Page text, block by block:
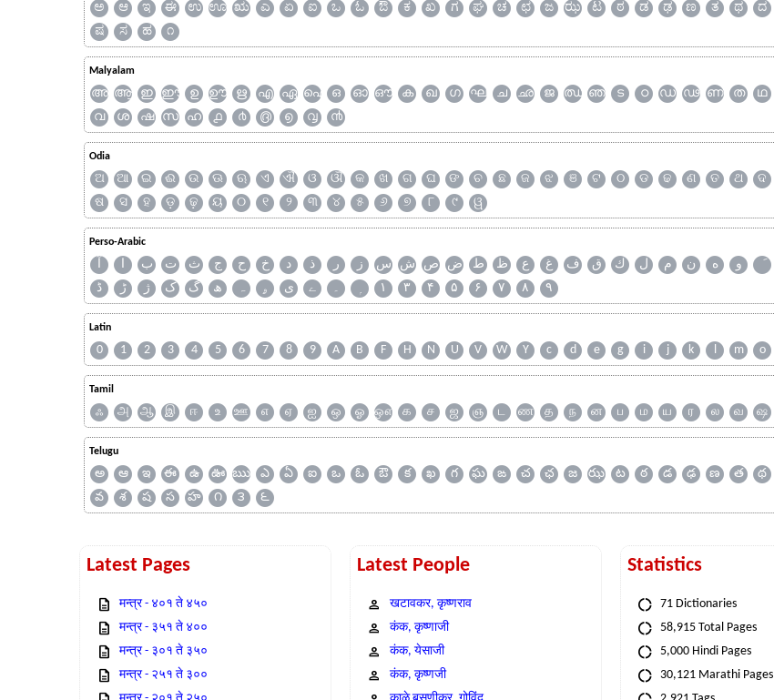
ಅ ಆ ಇ ಈ ಉ ಊ ಋ ಎ ಏ ಐ ಒ ಓ ಔ ಕ ಖ ಗ ಘ ಚ ಛ ಜ ಝ ಟ ಠ ಡ ಢ ಣ ತ ಥ ದ
ಷ
ಸ ಹ ೧
Malyalam
അ ആ ഇ ഈ ഉ ഊ ഋ എ ഏ ഐ ഒ ഓ ഔ ക ഖ ഗ ഘ ച ഛ ജ ഝ ഞ ട ഠ ഡ ഢ ണ ത ഥ
വ
ശ ഷ സ ഹ ൧ ൪ ൫ ൭ ൮ ൯
Odia
ଅ ଆ ଇ ଈ ଉ ଊ ଋ ଏ ଐ ଓ ଔ କ ଖ ଗ ଘ ଙ ଚ ଛ ଜ ଝ ଞ ଟ ଠ ଡ ଢ ଣ ତ ଥ ଦ
ଷ
ସ ହ ଡ଼ ଢ଼ ୟ ୦ ୧ ୨ ୩ ୪ ୫ ୬ ୭ ୮ ୯ ୱ
Perso-Arabic
آ ا ب ت ث ج ح خ د ذ ر ز س ش ص ض ط ظ ع غ ف ق ك ل م ن ه و
ڈ
ڑ ژ ک گ ھ ہ ۄ ی ے ۔ ۱ ۳ ۴ ۵ ۶ ۷ ۸ ۹
Latin
0 1 2 3 4 5 6 7 8 9 A B F H N U V W Y c d e g i j k l m o
Tamil
ஃ அ ஆ இ ஈ உ ஊ எ ஏ ஐ ஒ ஓ ஔ க ச ஜ ஞ ட ண த ந ன ப ம ய ர ல வ ஷ
Telugu
అ ఆ ఇ ఈ ఉ ఊ ఋ ఎ ఏ ఐ ఒ ఓ ఔ క ఖ గ ఘ ఙ చ ఛ జ ఝ ట ఠ డ ఢ ణ త థ
వ
శ ష స హ ౧ ౩ ౬
Latest Pages
मन्त्र - ४०१ ते ४५०
मन्त्र - ३५१ ते ४००
मन्त्र - ३०१ ते ३५०
मन्त्र - २५१ ते ३००
Latest People
खटावकर, कृष्णराव
कंक, कृष्णाजी
कंक, येसाजी
कंक, कृष्णजी
Statistics
71 Dictionaries
58,915 Total Pages
5,000 Hindi Pages
30,121 Marathi Pages